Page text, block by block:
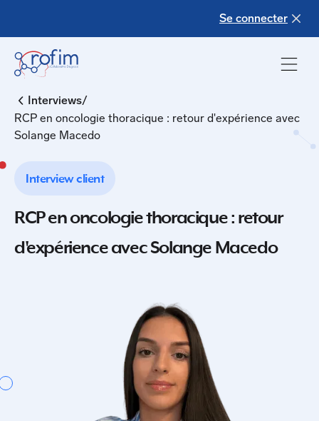
Se connecter
Interviews/
RCP en oncologie thoracique : retour d'expérience avec
Solange Macedo
Interview client
RCP en oncologie thoracique : retour
d'expérience avec Solange Macedo